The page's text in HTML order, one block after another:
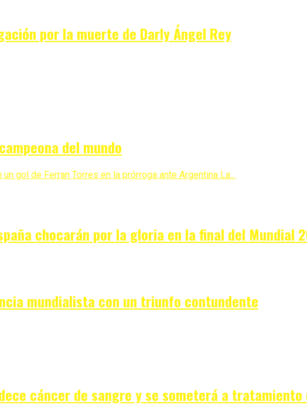
por la muerte de Darly Ángel Rey
del mundo
gol de Ferran Torres en la prórroga ante Argentina La...
chocarán por la gloria en la final del Mundial
mundialista con un triunfo contundente
cáncer de sangre y se someterá a tratamiento